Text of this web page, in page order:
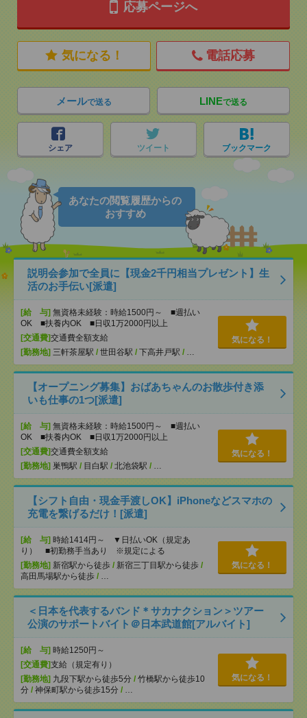
応募ページへ
気になる！ 電話応募
メールで送る LINEで送る
シェア ツイート ブックマーク
あなたの閲覧履歴からの
おすすめ
説明会参加で全員に【現金2千円相当プレゼント】生
活のお手伝い[派遣]
[給 与] 無資格未経験：時給1500円～ ■週払い
OK ■扶養内OK ■日収1万2000円以上
[交通費]交通費全額支給
[勤務地] 三軒茶屋駅 / 世田谷駅 / 下高井戸駅 / …
気になる！
【オープニング募集】おばあちゃんのお散歩付き添
いも仕事の1つ[派遣]
[給 与] 無資格未経験：時給1500円～ ■週払い
OK ■扶養内OK ■日収1万2000円以上
[交通費]交通費全額支給
[勤務地] 巣鴨駅 / 目白駅 / 北池袋駅 / …
気になる！
【シフト自由・現金手渡しOK】iPhoneなどスマホの
充電を繋げるだけ！[派遣]
[給 与] 時給1414円～ ▼日払いOK（規定あ
り） ■初勤務手当あり ※規定による
[勤務地] 新宿駅から徒歩 / 新宿三丁目駅から徒歩 /
高田馬場駅から徒歩 / …
気になる！
＜日本を代表するバンド＊サカナクション＞ツアー
公演のサポートバイト＠日本武道館[アルバイト]
[給 与] 時給1250円～
[交通費]支給（規定有り）
[勤務地] 九段下駅から徒歩5分 / 竹橋駅から徒歩10
分 / 神保町駅から徒歩15分 / …
気になる！